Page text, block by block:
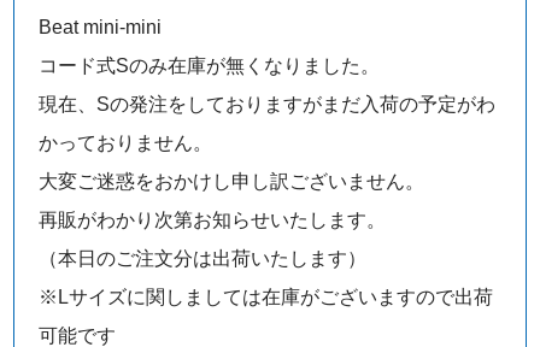
Beat mini-mini
コード式Sのみ在庫が無くなりました。
現在、Sの発注をしておりますがまだ入荷の予定がわ
かっておりません。
大変ご迷惑をおかけし申し訳ございません。
再販がわかり次第お知らせいたします。
（本日のご注文分は出荷いたします）
※Lサイズに関しましては在庫がございますので出荷
可能です